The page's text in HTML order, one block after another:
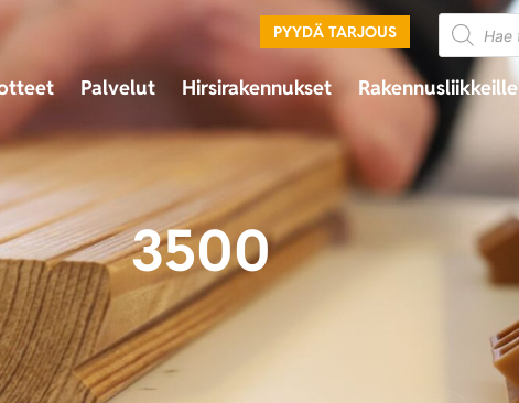
PYYDÄ TARJOUS
Palvelut Hirsirakennukset Rakennusliikkeille
3500